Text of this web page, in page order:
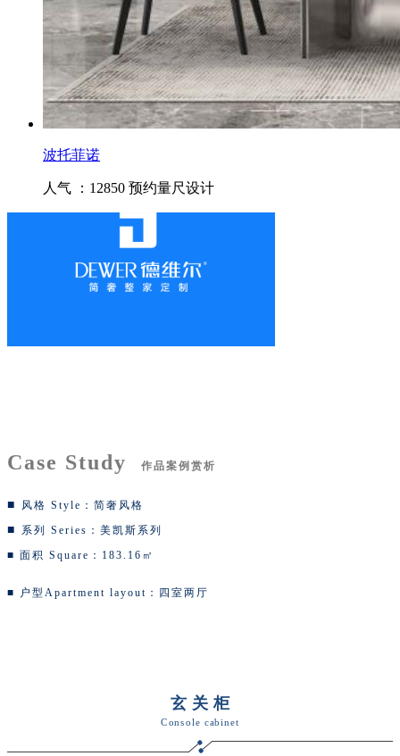
波托菲诺
人气 ：12850 预约量尺设计
Case Study 作品案例赏析
■ 风格 Style：简奢风格
■
系列 Series：美凯斯系列
■ 面积 Square：183.16㎡
■ 户型Apartment layout ：四室两厅
玄关柜
Console cabinet